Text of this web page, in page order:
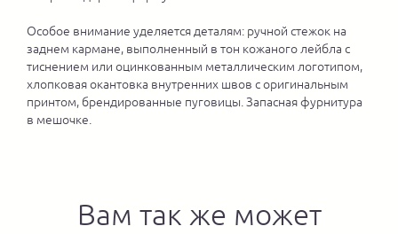
Особое внимание уделяется деталям: ручной стежок на
заднем кармане, выполненный в тон кожаного лейбла с
тиснением или оцинкованным металлическим логотипом,
хлопковая окантовка внутренних швов с оригинальным
принтом, брендированные пуговицы. Запасная фурнитура
в мешочке.
Вам так же может